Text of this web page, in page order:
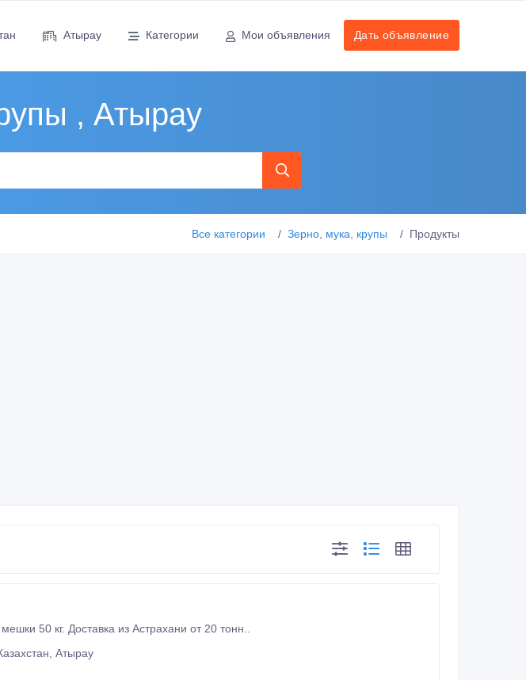
Атырау Категории Мои объявления Дать объявление
, Атырау
Все категории Зерно, мука, крупы Продукты
50 кг. Доставка из Астрахани от 20 тонн..
Атырау